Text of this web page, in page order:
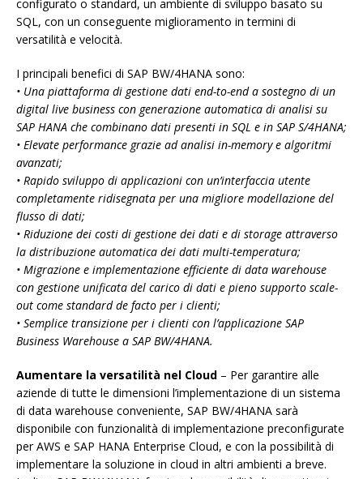
configurato o standard, un ambiente di sviluppo basato su
SQL, con un conseguente miglioramento in termini di
versatilità e velocità.
I principali benefici di SAP BW/4HANA sono:
• Una piattaforma di gestione dati end-to-end a sostegno di un
digital live business con generazione automatica di analisi su
SAP HANA che combinano dati presenti in SQL e in SAP S/4HANA;
• Elevate performance grazie ad analisi in-memory e algoritmi
avanzati;
• Rapido sviluppo di applicazioni con un’interfaccia utente
completamente ridisegnata per una migliore modellazione del
flusso di dati;
• Riduzione dei costi di gestione dei dati e di storage attraverso
la distribuzione automatica dei dati multi-temperatura;
• Migrazione e implementazione efficiente di data warehouse
con gestione unificata del carico di dati e pieno supporto scale-
out come standard de facto per i clienti;
• Semplice transizione per i clienti con l’applicazione SAP
Business Warehouse a SAP BW/4HANA.
Aumentare la versatilità nel Cloud – Per garantire alle
aziende di tutte le dimensioni l’implementazione di un sistema
di data warehouse conveniente, SAP BW/4HANA sarà
disponibile con funzionalità di implementazione preconfigurate
per AWS e SAP HANA Enterprise Cloud, e con la possibilità di
implementare la soluzione in cloud in altri ambienti a breve.